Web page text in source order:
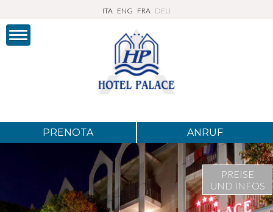
ITA ENG FRA DEU
PREISE
UND INFOS
ANRUF
PRENOTA